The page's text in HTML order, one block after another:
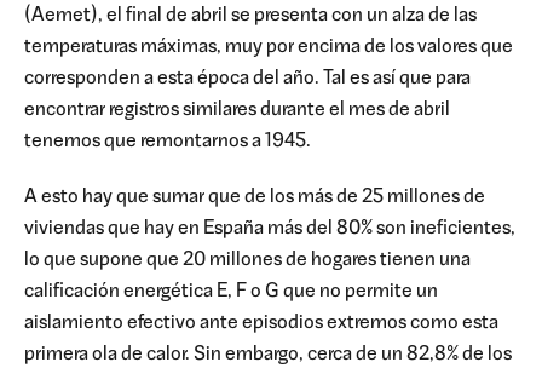
(Aemet), el final de abril se presenta con un alza de las
temperaturas máximas, muy por encima de los valores que
corresponden a esta época del año. Tal es así que para
encontrar registros similares durante el mes de abril
tenemos que remontarnos a 1945.
A esto hay que sumar que de los más de 25 millones de
viviendas que hay en España más del 80% son ineficientes,
lo que supone que 20 millones de hogares tienen una
calificación energética E, F o G que no permite un
aislamiento efectivo ante episodios extremos como esta
primera ola de calor. Sin embargo, cerca de un 82,8% de los